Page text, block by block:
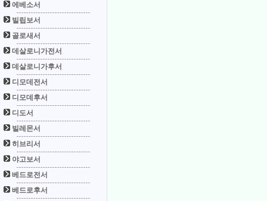
에베소서
빌립보서
골로새서
데살로니가전서
데살로니가후서
디모데전서
디모데후서
디도서
빌레몬서
히브리서
야고보서
베드로전서
베드로후서